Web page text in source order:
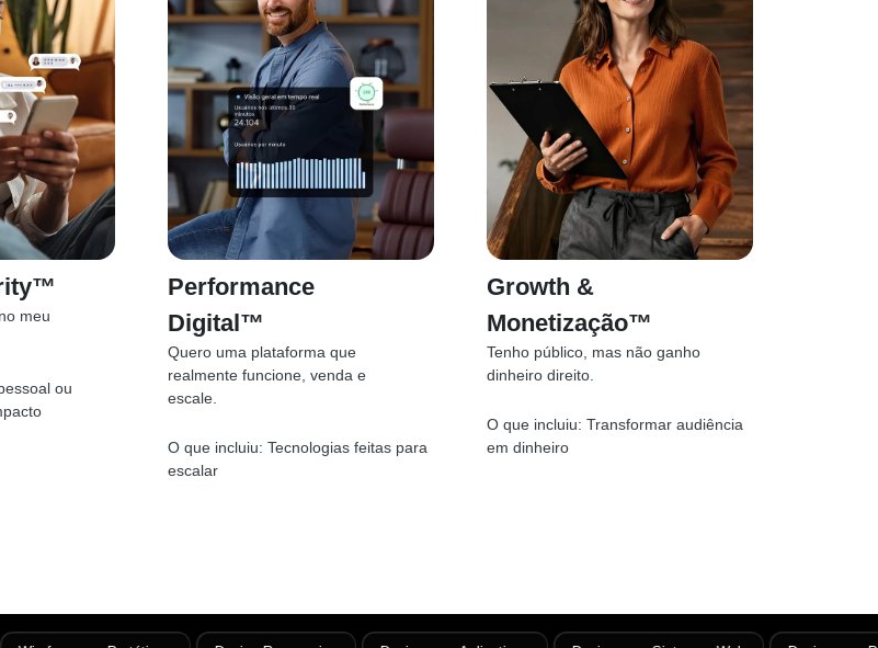
meu
ou
Performance
Digital™
Quero uma plataforma que
realmente funcione, venda e
escale.
O que incluiu: Tecnologias feitas para
escalar
Growth &
Monetização™
Tenho público, mas não ganho
dinheiro direito.
O que incluiu: Transformar audiência
em dinheiro